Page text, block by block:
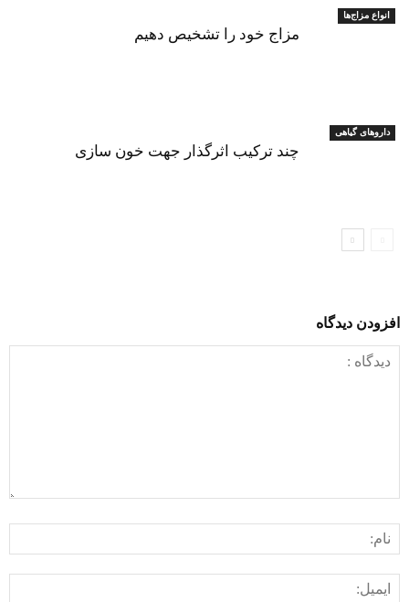
انواع مزاج‌ها
مزاج خود را تشخیص دهیم
داروهای گیاهی
چند ترکیب اثرگذار جهت خون سازی
افزودن دیدگاه